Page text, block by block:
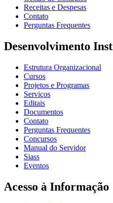
Receitas e Despesas
Contato
Perguntas Frequentes
Desenvolvimento
Estrutura Organizacional
Cursos
Projetos e Programas
Serviços
Editais
Documentos
Contato
Perguntas Frequentes
Concursos
Manual do Servidor
Siass
Eventos
Acesso à Informação